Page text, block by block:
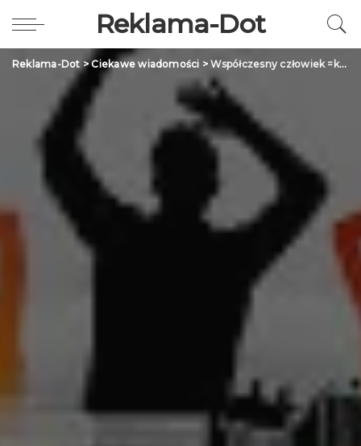
Reklama-Dot
Reklama-Dot >Ciekawe wiadomości >Współczesny człowiek =konsument